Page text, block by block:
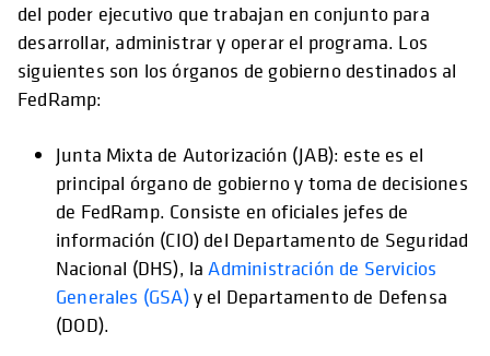
del poder ejecutivo que trabajan en conjunto para
desarrollar, administrar y operar el programa. Los
siguientes son los órganos de gobierno destinados al
FedRamp:
Junta Mixta de Autorización (JAB): este es el
principal órgano de gobierno y toma de decisiones
de FedRamp. Consiste en oficiales jefes de
información (CIO) del Departamento de Seguridad
Nacional (DHS), laAdministración de Servicios
Generales (GSA)
se abre en una pestaña nueva
y el Departamento de Defensa
(DOD).